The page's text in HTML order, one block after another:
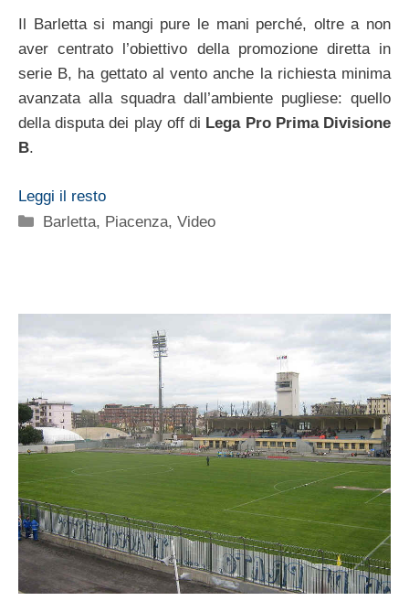
Il Barletta si mangi pure le mani perché, oltre a non
aver centrato l’obiettivo della promozione diretta in
serie B, ha gettato al vento anche la richiesta minima
avanzata alla squadra dall’ambiente pugliese: quello
della disputa dei play off di Lega Pro Prima Divisione
B.
Leggi il resto
Categorie
Barletta, Piacenza,Video